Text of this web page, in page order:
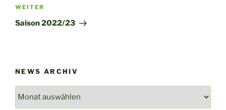
Nächster
Beitrag
WEITER
Saison 2022/23
NEWS ARCHIV
News